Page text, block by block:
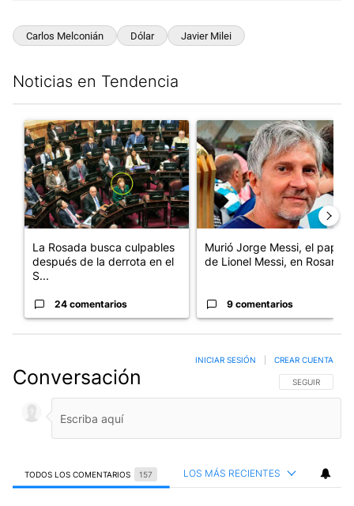
Carlos Melconián Dólar Javier Milei
Noticias en Tendencia
Un artículo de tendencia con el título "La Rosada busca
La Rosada busca culpables
después de la derrota en el
S...
24 comentarios
Un artículo de tendencia con
Murió Jorge Messi, el papá
de Lionel Messi, en Rosario
9 comentarios
Conversación SIGA ESTA
SEGUIR
INICIAR SESIÓN CREAR CUENTA
TODOS LOS COMENTARIOS 157 LOS MÁS RECIENTES